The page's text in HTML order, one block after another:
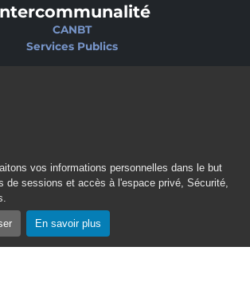
vos informations personnelles dans le but
de sessions et accès à l'espace privé, Sécurité,
En savoir plus
CANBT
Services Publics
Ciné-Théâtre
MENTIONS LÉGALES